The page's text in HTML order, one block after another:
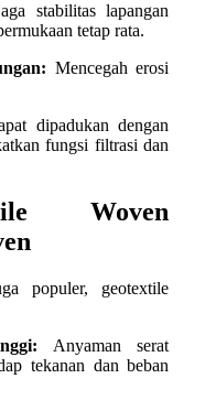
stabilitas lapangan
tetap rata.
Mencegah erosi
dipadukan dengan
fungsi filtrasi dan
Woven
populer, geotextile
Anyaman serat
tekanan dan beban